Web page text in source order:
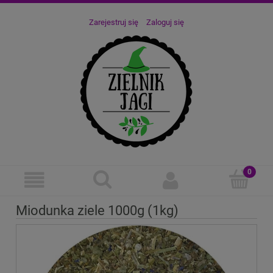
Zarejestruj się Zaloguj się
Miodunka ziele 1000g (1kg)